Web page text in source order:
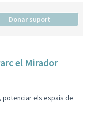
Donar suport
el Mirador
potenciar els espais de